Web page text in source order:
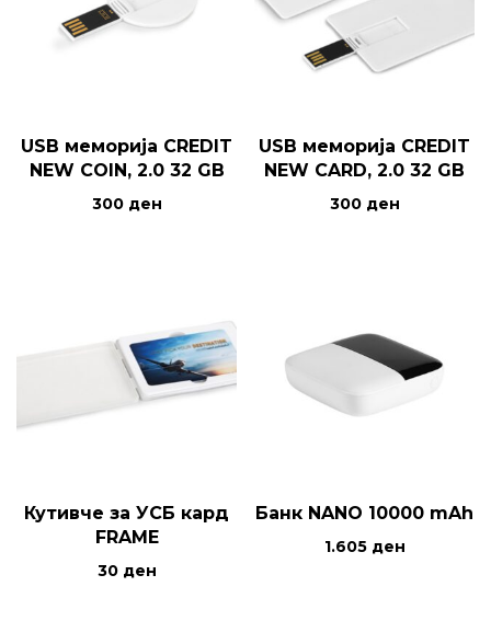
USB меморија CREDIT
NEW COIN, 2.0 32 GB
300 ден
USB меморија CREDIT
NEW CARD, 2.0 32 GB
300 ден
Кутивче за УСБ кард
FRAME
30 ден
Банк NANO 10000 mAh
1.605 ден